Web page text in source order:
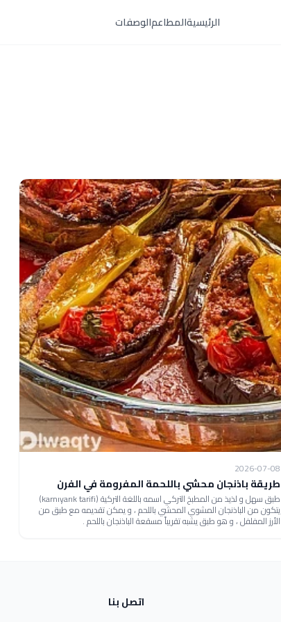
الرئيسيةالمطاعمالوصفات
2026-07-08
طريقة باذنجان محشي باللحمة المفرومة في الفرن
طبق سهل و لذيذ من المطبخ التركي اسمه باللغة التركية (karnıyarık tarifi)
يتكون من الباذنجان المشوي المحشي باللحم ، و يمكن تقديمه مع طبق من
الأرز المفلفل ، و هو طبق يشبه تقريباً مسقعة الباذنجان باللحم .
اتصل بنا